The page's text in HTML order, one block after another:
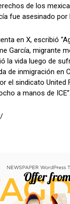
de los
fue asesinado por
en X, escribió
García, migrante
la vida luego de
de inmigración en
el sindicato United
a manos de ICE”.